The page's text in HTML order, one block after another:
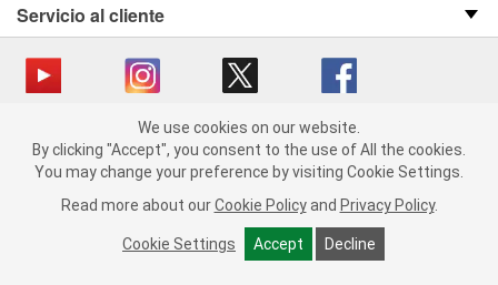
We use cookies on our website. By clicking "Accept", you consent
to the use of All the cookies.
You may change your preference by visiting Cookie Settings.
Read more about our Cookie Policy and Privacy Policy.
Cookie Settings Accept Decline
Servicio al cliente
Copyright © 2008-2026 O’Reilly Auto Parts v OST_3.2.0.0.729 (3) cv1361
catalog_main
Política de privacidad
Ley de transparencia en las cadenas de suministro
de California
We use cookies on our website.
By clicking "Accept", you consent to the use of All the cookies.
You may change your preference by visiting Cookie Settings.
Read more about our Cookie Policy and Privacy Policy.
Cookie Settings Accept Decline